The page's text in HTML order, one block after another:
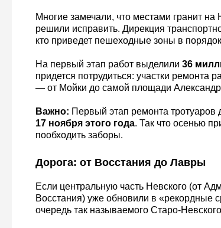
Многие замечали, что местами гранит
решили исправить. Дирекция
кто приведет пешеходные зоны в
На первый этап работ выделили 36
придется потрудиться: участки ремонта
— от Мойки до самой площади
Важно: Первый этап ремонта
17 ноября этого года. Так что осенью
пообходить заборы.
Дорога: от Восстания до Лавры
Если центральную часть Невского (от
Восстания) уже обновили в «рекордные
очередь так называемого Старо-